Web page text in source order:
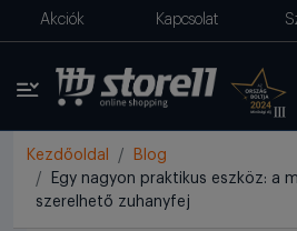
Akciók Kapcsolat
Kezdőoldal
Blog
Egy nagyon praktikus eszköz: a
szerelhető zuhanyfej